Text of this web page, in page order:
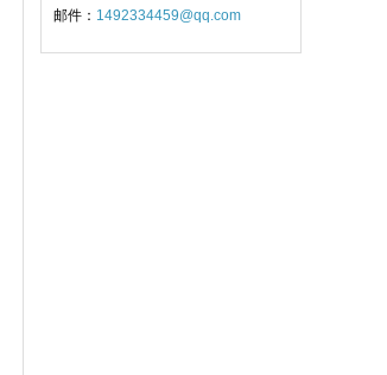
邮件： 1492334459@qq.com